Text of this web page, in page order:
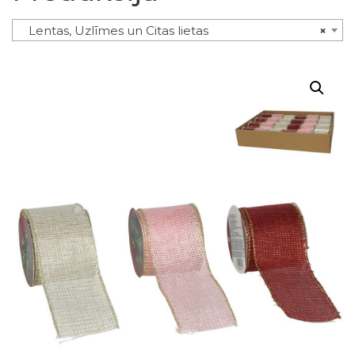
×
Lentas, Uzlīmes un Citas lietas